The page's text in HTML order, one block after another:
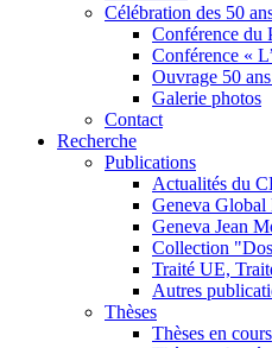
Célébration des 50
Conférence du
Conférence «
Ouvrage 50
Galerie photos
Contact
Recherche
Publications
Actualités du
Geneva
Geneva Jean
Collection
Traité UE,
Autres
Thèses
Thèses en cours